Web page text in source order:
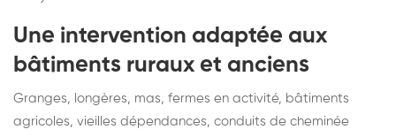
Une intervention adaptée aux
bâtiments ruraux et anciens
Granges, longères, mas, fermes en activité, bâtiments
agricoles, vieilles dépendances, conduits de cheminée